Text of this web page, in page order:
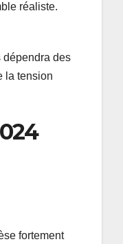
réaliste.
dépendra des
la tension
fortement